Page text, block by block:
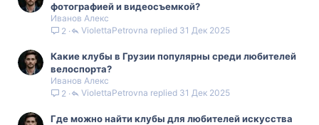
фотографией и видеосъемкой?
Иванов Алекс
2
31 Дек 2025
ViolettaPetrovna
Какие клубы в Грузии популярны среди любителей
велоспорта?
Иванов Алекс
2
31 Дек 2025
ViolettaPetrovna
Где можно найти клубы для любителей искусства